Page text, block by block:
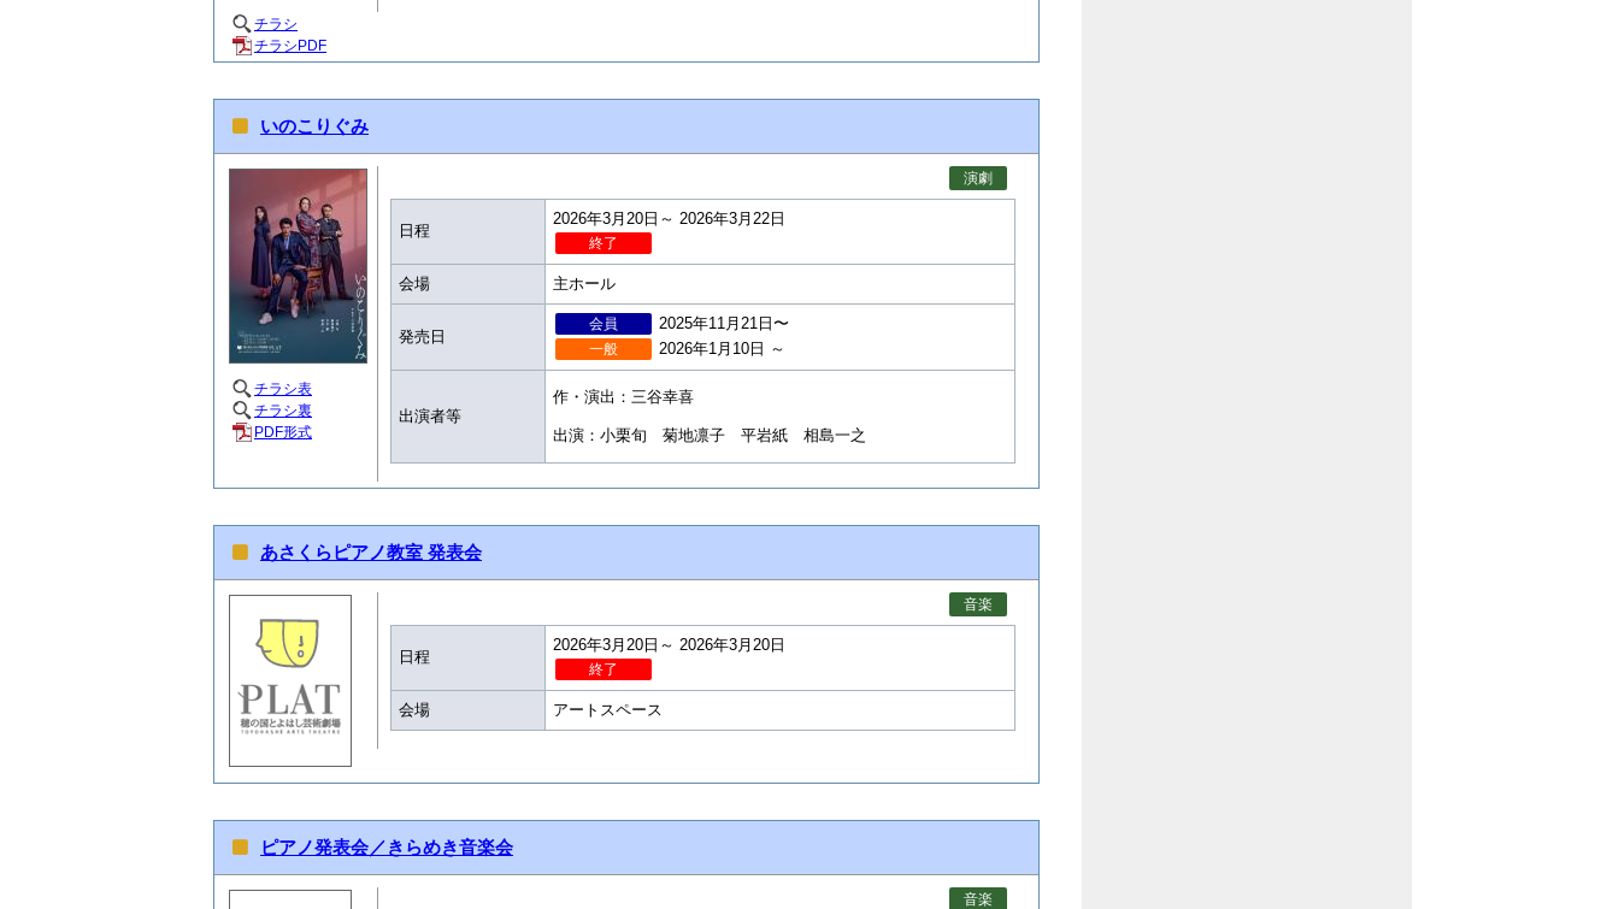
チラシ
チラシPDF
いのこりぐみ
チラシ表
チラシ裏
PDF形式
演劇
日程
2026年3月20日～ 2026年3月22日
終了
会場 主ホール
発売日
会員 2025年11月21日〜
一般 2026年1月10日 ～
出演者等
作・演出：三谷幸喜
出演：小栗旬 菊地凛子 平岩紙 相島一之
あさくらピアノ教室 発表会
音楽
日程
2026年3月20日～ 2026年3月20日
終了
会場 アートスペース
ピアノ発表会／きらめき音楽会
音楽